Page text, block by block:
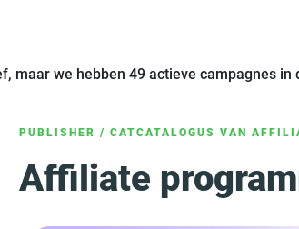
maar we hebben 49 actieve campagnes
PUBLISHER / CATCATALOGUS VAN
Affiliate